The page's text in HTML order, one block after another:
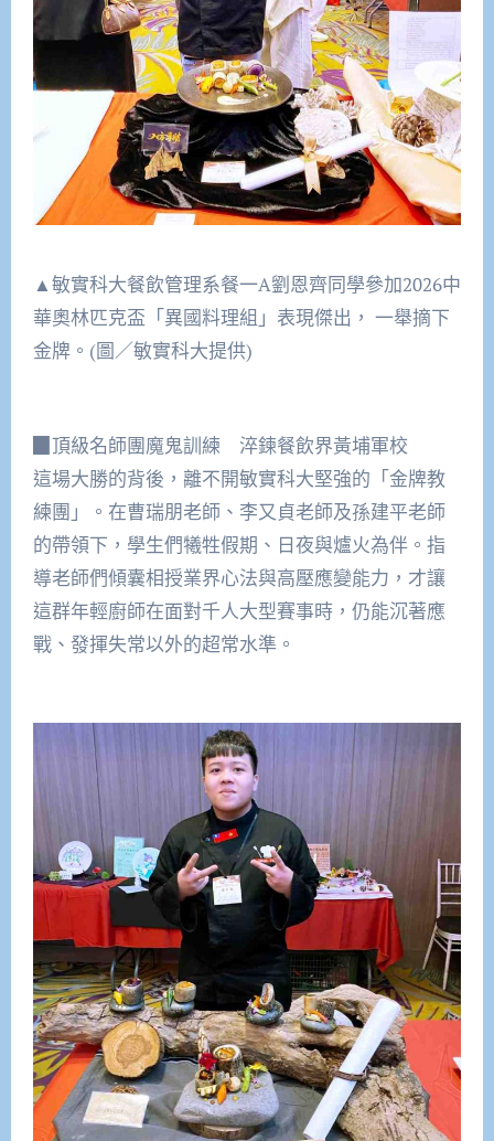
▲敏實科大餐飲管理系餐一A劉恩齊同學參加2026中
華奧林匹克盃「異國料理組」表現傑出， 一舉摘下
金牌。(圖／敏實科大提供)
▉頂級名師團魔鬼訓練 淬鍊餐飲界黃埔軍校
這場大勝的背後，離不開敏實科大堅強的「金牌教
練團」。在曹瑞朋老師、李又貞老師及孫建平老師
的帶領下，學生們犧牲假期、日夜與爐火為伴。指
導老師們傾囊相授業界心法與高壓應變能力，才讓
這群年輕廚師在面對千人大型賽事時，仍能沉著應
戰、發揮失常以外的超常水準。